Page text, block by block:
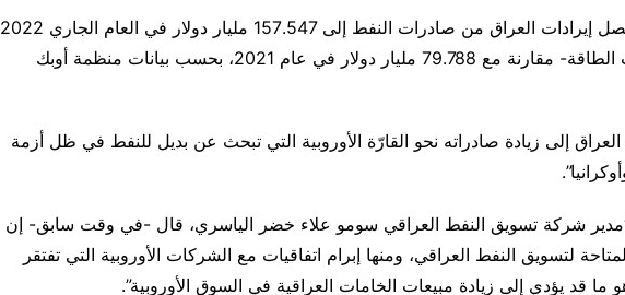
ورجحت: “من المتوقع أن تصل إيرادات العراق من صادرات النفط إلى 157.547 مليار دولار في العام الجاري 2022
-وفق حسابات وحدة أبحاث الطاقة- مقارنة مع 79.788 مليار دولار في عام 2021، بحسب بيانات منظمة أوبك
إلى زيادة صادراته نحو القارّة الأوروبية التي تبحث عن بديل للنفط في ظل أزمة
“مدير شركة تسويق النفط العراقي سومو علاء خضر الياسري، قال -في وقت سابق- إن
لتسويق النفط العراقي، ومنها إبرام اتفاقيات مع الشركات الأوروبية التي تفتقر
ما قد يؤدي إلى زيادة مبيعات الخامات العراقية في السوق الأوروبية”.